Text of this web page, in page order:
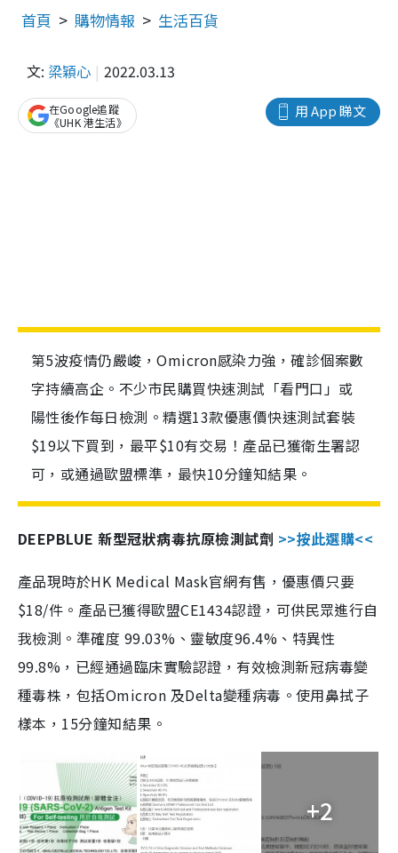
首頁 購物情報 生活百貨
文: 梁穎心 2022.03.13
用 App 睇文
在Google追蹤
《UHK 港生活》
第5波疫情仍嚴峻，Omicron感染力強，確診個案數
字持續高企。不少市民購買快速測試「看門口」或
陽性後作每日檢測。精選13款優惠價快速測試套裝
$19以下買到，最平$10有交易！產品已獲衛生署認
可，或通過歐盟標準，最快10分鐘知結果。
DEEPBLUE 新型冠狀病毒抗原檢測試劑 >>按此選購<<
產品現時於HK Medical Mask官網有售，優惠價只要
$18/件。產品已獲得歐盟CE1434認證，可供民眾進行自
我檢測。準確度 99.03%、靈敏度96.4%、特異性
99.8%，已經通過臨床實驗認證，有效檢測新冠病毒變
種毒株，包括Omicron 及Delta變種病毒。使用鼻拭子
樣本，15分鐘知結果。
+2